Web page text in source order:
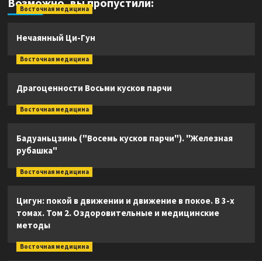
Восточная медицина
Нечаянный Ци-Гун
Восточная медицина
Драгоценности Восьми кусков парчи
Восточная медицина
Бадуаньцзинь ("Восемь кусков парчи"). "Железная
рубашка"
Восточная медицина
Цигун: покой в движении и движение в покое. В 3-х
томах. Том 2. Оздоровительные и медицинские
методы
Восточная медицина